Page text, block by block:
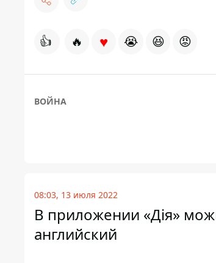
👍 🔥 ♥ 😭 😆 😡
ВОЙНА
08:03, 13 июля 2022
В приложении «Дія»
английский